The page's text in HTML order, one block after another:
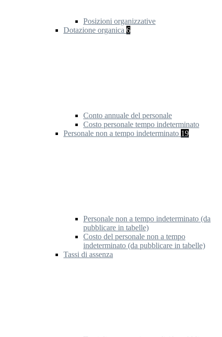
Posizioni organizzative
Dotazione organica 6
Conto annuale del personale
Costo personale tempo indeterminato
Personale non a tempo indeterminato 19
Personale non a tempo indeterminato (da
pubblicare in tabelle)
Costo del personale non a tempo
indeterminato (da pubblicare in tabelle)
Tassi di assenza